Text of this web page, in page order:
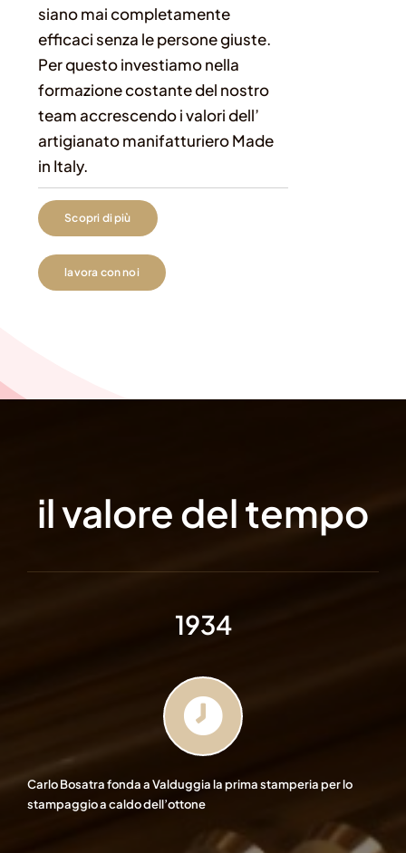
siano mai completamente
efficaci senza le persone giuste.
Per questo investiamo nella
formazione costante del nostro
team accrescendo i valori dell’
artigianato manifatturiero Made
in Italy.
Scopri di più
lavora con noi
il valore del tempo
1934
Carlo Bosatra fonda a Valduggia la prima stamperia per lo
stampaggio a caldo dell’ottone